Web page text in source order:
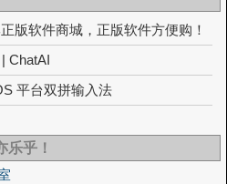
版软件商城，正版软件方便购！
ChatAI
平台双拼输入法
乐乎！